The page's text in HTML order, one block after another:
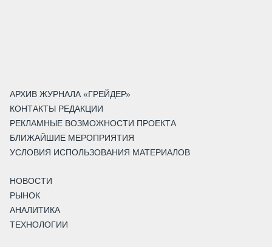
АРХИВ ЖУРНАЛА «ГРЕЙДЕР»
КОНТАКТЫ РЕДАКЦИИ
РЕКЛАМНЫЕ ВОЗМОЖНОСТИ ПРОЕКТА
БЛИЖАЙШИЕ МЕРОПРИЯТИЯ
УСЛОВИЯ ИСПОЛЬЗОВАНИЯ МАТЕРИАЛОВ
НОВОСТИ
РЫНОК
АНАЛИТИКА
ТЕХНОЛОГИИ